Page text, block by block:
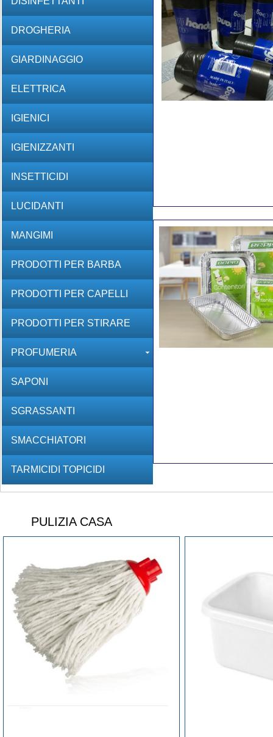
PULIZIA CASA
DROGHERIA
GIARDINAGGIO
ELETTRICA
IGIENICI
IGIENIZZANTI
INSETTICIDI
LUCIDANTI
MANGIMI
PRODOTTI PER BARBA
PRODOTTI PER CAPELLI
PRODOTTI PER STIRARE
PROFUMERIA
SAPONI
SGRASSANTI
SMACCHIATORI
TARMICIDI TOPICIDI